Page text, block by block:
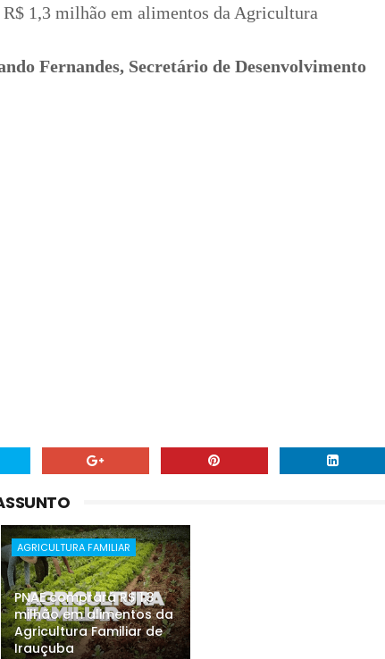
1,3 milhão em alimentos da Agricultura
Fernandes, Secretário de Desenvolvimento
AGRICULTURA FAMILIAR
PNAE comprará R$ 1,3
milhão em alimentos da
Agricultura Familiar de
Irauçuba